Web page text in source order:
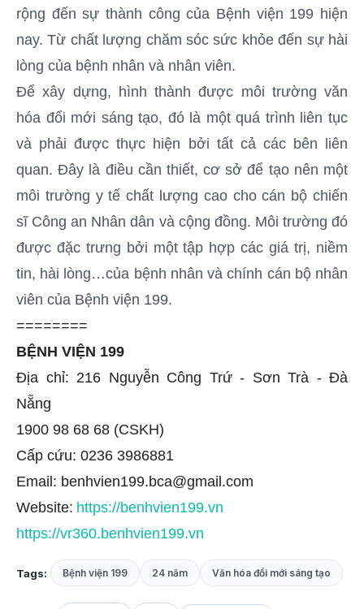
rộng đến sự thành công của Bệnh viện 199 hiện
nay. Từ chất lượng chăm sóc sức khỏe đến sự hài
lòng của bệnh nhân và nhân viên.
Để xây dựng, hình thành được môi trường văn
hóa đổi mới sáng tạo, đó là một quá trình liên tục
và phải được thực hiện bởi tất cả các bên liên
quan. Đây là điều cần thiết, cơ sở để tạo nên một
môi trường y tế chất lượng cao cho cán bộ chiến
sĩ Công an Nhân dân và cộng đồng. Môi trường đó
được đặc trưng bởi một tập hợp các giá trị, niềm
tin, hài lòng…của bệnh nhân và chính cán bộ nhân
viên của Bệnh viện 199.
========
BỆNH VIỆN 199
Địa chỉ: 216 Nguyễn Công Trứ - Sơn Trà - Đà
Nẵng
1900 98 68 68 (CSKH)
Cấp cứu: 0236 3986881
Email: benhvien199.bca@gmail.com
Website: https://benhvien199.vn
https://vr360.benhvien199.vn
Tags: Bệnh viện 199 24 năm Văn hóa đổi mới sáng tạo